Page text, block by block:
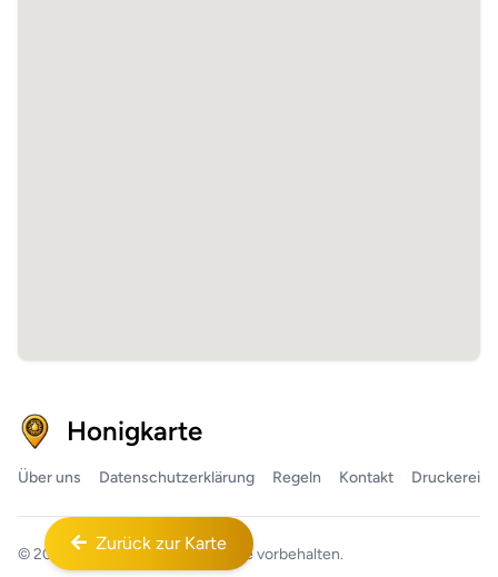
Zurück zur Karte
Honigkarte
Über uns Datenschutzerklärung Regeln Kontakt Druckerei
© 2026 Honigkarte™ Alle Rechte vorbehalten.